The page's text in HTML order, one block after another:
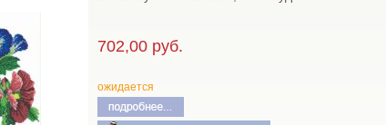
702,00 руб.
ожидается